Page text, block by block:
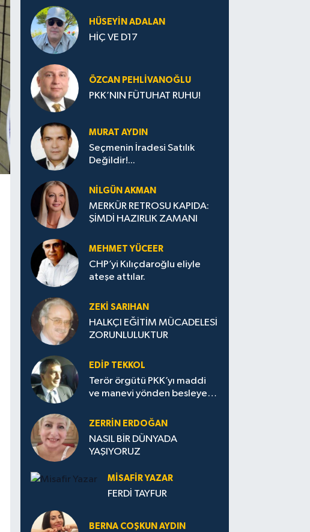
HÜSEYIN ADALAN
HİÇ VE D17
ÖZCAN PEHLIVANOĞLU
PKK’NIN FÜTUHAT RUHU!
MURAT AYDIN
Seçmenin İradesi Satılık
Değildir!...
NILGÜN AKMAN
MERKÜR RETROSU KAPIDA:
ŞİMDİ HAZIRLIK ZAMANI
MEHMET YÜCEER
CHP’yi Kılıçdaroğlu eliyle
ateşe attılar.
ZEKI SARIHAN
HALKÇI EĞİTİM MÜCADELESİ
ZORUNLULUKTUR
EDIP TEKKOL
Terör örgütü PKK’yı maddi
ve manevi yönden besleyen
ZERRIN ERDOĞAN
NASIL BİR DÜNYADA
YAŞIYORUZ
MISAFIR YAZAR
FERDİ TAYFUR
BERNA COŞKUN AYDIN